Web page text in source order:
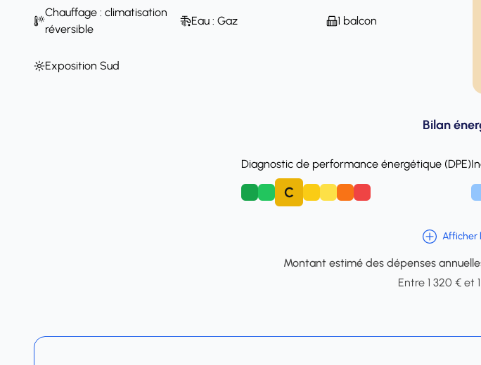
Chauffage : climatisation
réversible
Eau : Gaz 1 balcon
Exposition Sud
Bilan
Diagnostic de performance énergétique (DPE)
C
Afficher
Montant estimé des dépenses
Entre 1 320 € et